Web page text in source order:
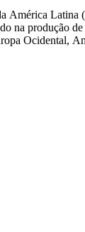
na produção
da Europa